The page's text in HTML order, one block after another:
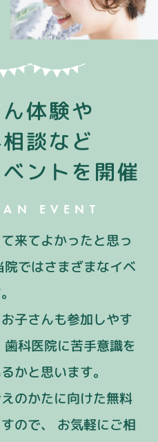
体験や
談など
ントを開催
EVENT
来てよかったと思っ
院ではさまざまなイベ
子さんも参加しやす
歯科医院に苦手意識を
かと思います。
のかたに向けた無料
ので、
お気軽にご相